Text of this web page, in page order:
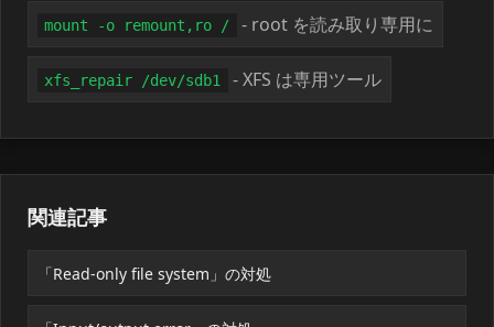
mount -o remount,ro / - root を読み取り専用に
xfs_repair /dev/sdb1 - XFS は専用ツール
関連記事
「Read-only file system」の対処